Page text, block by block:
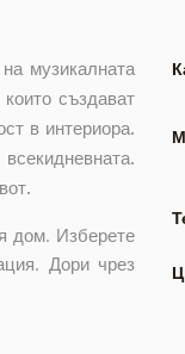
музикалната
създават
в интериора.
дом. Изберете
Дори чрез